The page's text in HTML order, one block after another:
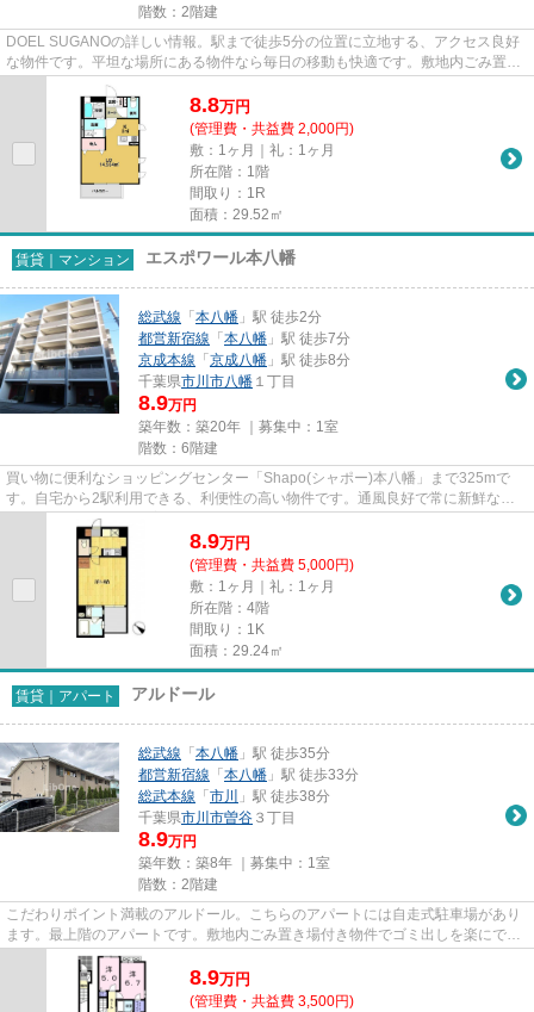
階数：2階建
DOEL SUGANOの詳しい情報。駅まで徒歩5分の位置に立地する、アクセス良好
な物件です。平坦な場所にある物件なら毎日の移動も快適です。敷地内ごみ置き
場は、簡単にごみ捨てができるの...
8.8万円
(管理費・共益費 2,000円)
敷：1ヶ月｜礼：1ヶ月
所在階：1階
間取り：1R
面積：29.52㎡
賃貸｜マンション エスポワール本八幡
総武線 「 本八幡 」駅 徒歩2分
都営新宿線 「 本八幡 」駅 徒歩7分
京成本線 「 京成八幡 」駅 徒歩8分
千葉県市川市八幡 １丁目
8.9万円
築年数：築20年 ｜募集中： 1室
階数：6階建
買い物に便利なショッピングセンター「Shapo(シャポー)本八幡」まで325mで
す。自宅から2駅利用できる、利便性の高い物件です。通風良好で常に新鮮な空
気を送り込む物件をご案内します...
8.9万円
(管理費・共益費 5,000円)
敷：1ヶ月｜礼：1ヶ月
所在階：4階
間取り：1K
面積：29.24㎡
賃貸｜アパート アルドール
総武線 「 本八幡 」駅 徒歩35分
都営新宿線 「 本八幡 」駅 徒歩33分
総武本線 「 市川
」駅 徒歩38分
千葉県市川市曽谷 ３丁目
8.9万円
築年数：築8年 ｜募集中： 1室
階数：2階建
こだわりポイント満載のアルドール。こちらのアパートには自走式駐車場があり
ます。最上階のアパートです。敷地内ごみ置き場付き物件でゴミ出しを楽にでき
ます。当社スタッフが地域の...
8.9万円
(管理費・共益費 3,500円)